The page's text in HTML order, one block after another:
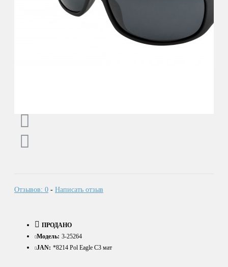
Отзывов: 0 - Написать отзыв
ПРОДАНО
Модель: 3-25264
JAN: *8214 Pol Eagle С3 мат